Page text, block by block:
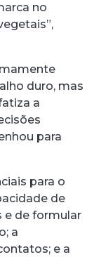
no
duro, mas
a
para
para o
de
e de formular
a
e a